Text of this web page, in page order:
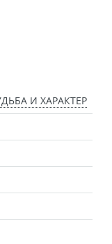
И ХАРАКТЕР